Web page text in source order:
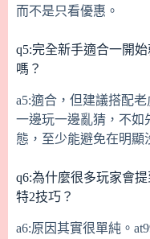
而不是只看優惠。
q5:完全新手適合一開
嗎？
a5:適合，但建議搭配
一邊玩一邊亂猜，不如
態，至少能避免在明顯
q6:為什麼很多玩家會
特2技巧？
a6:原因其實很單純。